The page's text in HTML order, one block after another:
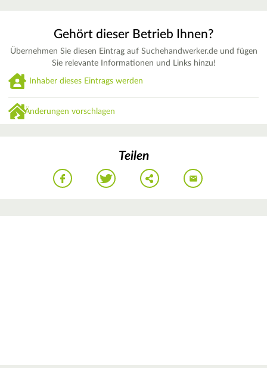
Gehört dieser Betrieb Ihnen?
Übernehmen Sie diesen Eintrag auf Suchehandwerker.de und fügen
Sie relevante Informationen und Links hinzu!
Inhaber dieses Eintrags werden
Änderungen vorschlagen
Teilen